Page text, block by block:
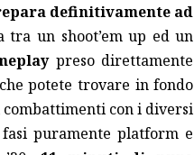
definitivamente ad
tra un shoot’em up ed un
preso direttamente
potete trovare in fondo
con i diversi
puramente platform e